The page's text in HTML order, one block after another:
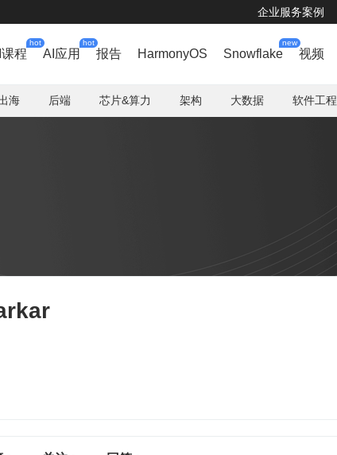
企业服务案例
程
hot
AI应用
hot
报告 HarmonyOS Snowflake
new
视频
海 后端 芯片&算力 架构 大数据 软件工程